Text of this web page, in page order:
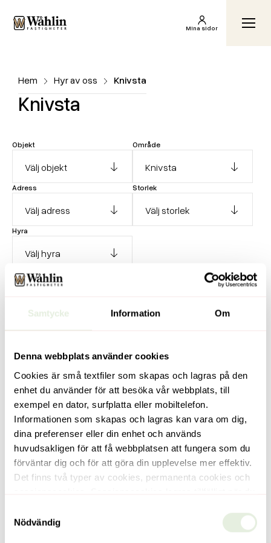
Samtycke Information Om
Denna webbplats använder cookies
Cookies är små textfiler som skapas och lagras på den
enhet du använder för att besöka vår webbplats, till
exempel en dator, surfplatta eller mobiltelefon.
Informationen som skapas och lagras kan vara om dig,
dina preferenser eller din enhet och används
huvudsakligen för att få webbplatsen att fungera som du
förväntar dig och för att göra din upplevelse mer effektiv.
Det finns två typer av cookies, permanenta cookies och
när du stänger din webbläsare. Permanenta cookies
lagras som en fil på datorn under en viss tid, tills du som
Nödvändig
Wåhlin Fastigheter AB Mina sidor
Hem Hyr av oss Knivsta
Knivsta
Objekt Område
Adress Storlek
Hyra
Knivsta
Klyvargatan 14
Antal rum
2 rok
Hyra (kr/mån)
11 234 kr
Area
49 kvm
Läs mer
Knivsta
Tegelmästargatan
18
Antal rum
2 rok
Hyra (kr/mån)
11 115 kr
Area